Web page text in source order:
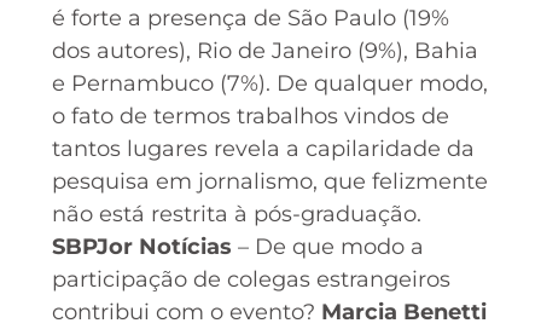
é forte a presença de São Paulo (19%
dos autores), Rio de Janeiro (9%), Bahia
e Pernambuco (7%). De qualquer modo,
o fato de termos trabalhos vindos de
tantos lugares revela a capilaridade da
pesquisa em jornalismo, que felizmente
não está restrita à pós-graduação.
SBPJor Notícias – De que modo a
participação de colegas estrangeiros
contribui com o evento? Marcia Benetti